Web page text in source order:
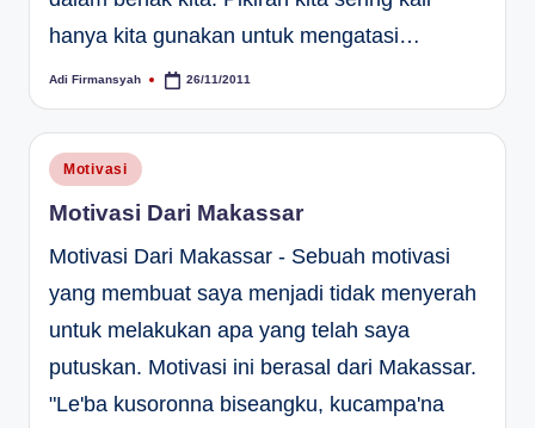
hanya kita gunakan untuk mengatasi…
Posted
Adi Firmansyah 26/11/2011
Posted
in
Motivasi
Motivasi Dari Makassar
Motivasi Dari Makassar - Sebuah motivasi
yang membuat saya menjadi tidak menyerah
untuk melakukan apa yang telah saya
putuskan. Motivasi ini berasal dari Makassar.
"Le'ba kusoronna biseangku, kucampa'na